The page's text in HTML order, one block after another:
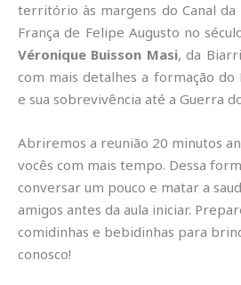
território às margens do Canal da
França de Felipe Augusto no
Véronique Buisson Masi, da
com mais detalhes a formação do
e sua sobrevivência até a Guerra
Abriremos a reunião 20 minutos
vocês com mais tempo. Dessa
conversar um pouco e matar a
amigos antes da aula iniciar.
comidinhas e bebidinhas para
conosco!